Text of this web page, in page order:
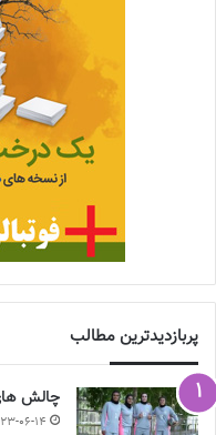
پربازدیدترین مطالب
چالش
06-14